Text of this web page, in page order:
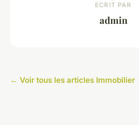
ECRIT PAR
admin
← Voir tous les articles Immobilier